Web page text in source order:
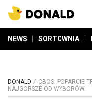
NEWS SORTOWNIA
DONALD
CBOS: POPARCIE
NAJGORSZE OD WYBORÓW